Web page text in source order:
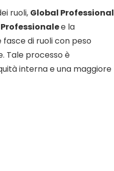
ruoli, Global Professional
e la
di ruoli con peso
Tale processo è
interna e una maggiore